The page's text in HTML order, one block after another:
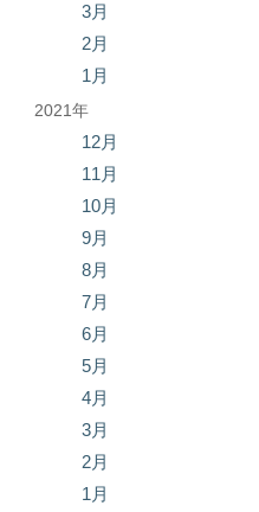
3月
2月
1月
2021年
12月
11月
10月
9月
8月
7月
6月
5月
4月
3月
2月
1月